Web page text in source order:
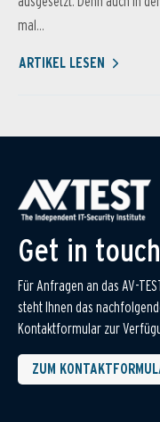
mal...
ARTIKEL LESEN
Get in touch
Für Anfragen an das AV-
steht Ihnen das
Kontaktformular zur
ZUM